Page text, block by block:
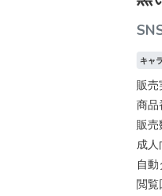
キャ
販売
商品
販売
成人
自
閲覧